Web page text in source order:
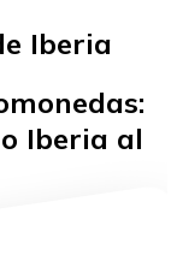
Iberia
Iberia al